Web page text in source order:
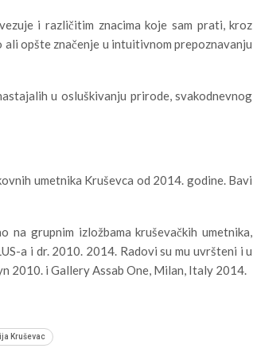
i različitim znacima koje sam prati, kroz
opšte značenje u intuitivnom prepoznavanju
u osluškivanju prirode, svakodnevnog
umetnika Kruševca od 2014. godine. Bavi
na grupnim izložbama kruševačkih umetnika,
a i dr. 2010. 2014. Radovi su mu uvršteni i u
2010. i Gallery Assab One, Milan, Italy 2014.
Kruševac